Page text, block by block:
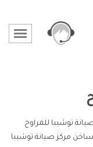
توشيبا للمراوح
مركز صيانة توشيبا